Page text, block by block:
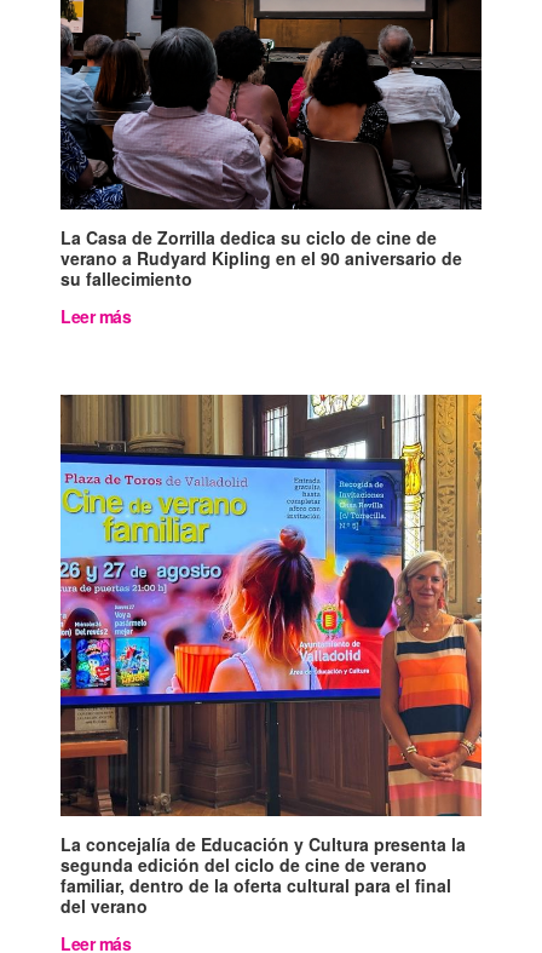
La Casa de Zorrilla dedica su ciclo de cine de
verano a Rudyard Kipling en el 90 aniversario de
su fallecimiento
Leer más
La concejalía de Educación y Cultura presenta la
segunda edición del ciclo de cine de verano
familiar, dentro de la oferta cultural para el final
del verano
Leer más